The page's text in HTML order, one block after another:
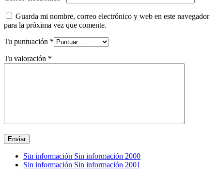
Guarda mi nombre, correo electrónico y web en este navegador
para la próxima vez que comente.
Tu puntuación *
Tu valoración *
Sin información Sin información 2000
Sin información Sin información 2001